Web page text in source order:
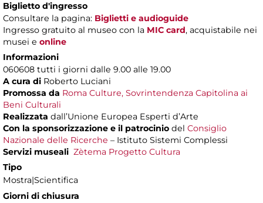
Biglietto d'ingresso
Consultare la pagina: Biglietti e audioguide
Ingresso gratuito al museo con la MIC card, acquistabile nei
musei e online
Informazioni
060608 tutti i giorni dalle 9.00 alle 19.00
A cura di Roberto Luciani
Promossa da Roma Culture, Sovrintendenza Capitolina ai
Beni Culturali
Realizzata dall’Unione Europea Esperti d’Arte
Con la sponsorizzazione e il patrocinio del Consiglio
Nazionale delle Ricerche – Istituto Sistemi Complessi
Servizi museali Zètema Progetto Cultura
Tipo
Mostra|Scientifica
Giorni di chiusura